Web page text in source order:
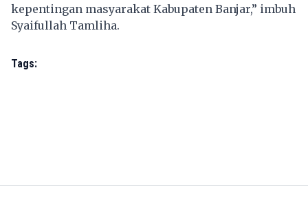
kepentingan masyarakat Kabupaten Banjar,” imbuh
Syaifullah Tamliha.
Tags: